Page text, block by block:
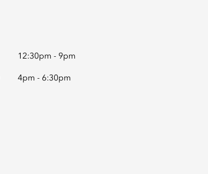
12:30pm - 9pm
4pm - 6:30pm